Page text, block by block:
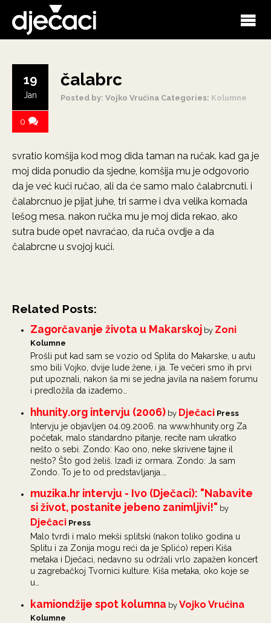
čalabrc
Posted by: Vojko Vrućina Categories: Kolumne
19
Jan
0
svratio komšija kod mog dida taman na ručak. kad ga je
moj dida ponudio da sjedne, komšija mu je odgovorio
da je već kući ručao, ali da će samo malo čalabrcnuti. i
čalabrcnuo je pijat juhe, tri sarme i dva velika komada
lešog mesa. nakon ručka mu je moj dida rekao, ako
sutra bude opet navraćao, da ruča ovdje a da
čalabrcne u svojoj kući.
Related Posts:
Zagorčavanje života u Makarskoj by Zoni
Kolumne
Prošli put kad sam se vozio od Splita do Makarske, u autu
smo bili Vojko, dvije lude žene, i ja. Te večeri smo ih prvi
put upoznali, nakon ša mi se jedna javila na našem forumu
i predložila da izađemo…
hhunity.org intervju (2006) by Dječaci Press
Intervju je objavljen 04.09.2006. na www.hhunity.org Za
početak, malo standardno pitanje, recite nam ukratko
nešto o sebi. Zondo: Kao ono, neke skrivene tajne il
nešto? Što god želiš. Izađi iz ormara. Zondo: Ja sam
Zondo. To je to od predstavljanja.…
muzika.hr intervju - Ivo (Dječaci): "Nabavite
si život, postanite jebeno zanimljivi!" by
Dječaci Press
Malo tvrđi i malo mekši splitski (nakon toliko godina u
Splitu i za Zonija mogu reći da je Splićo) reperi Kiša
metaka i Dječaci, nedavno su održali vrlo zapažen koncert
u zagrebačkoj Tvornici kulture. Kiša metaka, oko koje se
u…
kamiondžije spot kolumna by Vojko Vrućina
Kolumne